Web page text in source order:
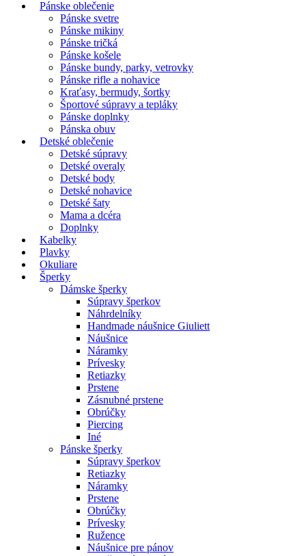
Pánske oblečenie
Pánske svetre
Pánske mikiny
Pánske tričká
Pánske košele
Pánske bundy, parky, vetrovky
Pánske rifle a nohavice
Kraťasy, bermudy, šortky
Športové súpravy a tepláky
Pánske doplnky
Pánska obuv
Detské oblečenie
Detské súpravy
Detské overaly
Detské body
Detské nohavice
Detské šaty
Mama a dcéra
Doplnky
Kabelky
Plavky
Okuliare
Šperky
Dámske šperky
Súpravy šperkov
Náhrdelníky
Handmade náušnice Giuliett
Náušnice
Náramky
Prívesky
Retiazky
Prstene
Zásnubné prstene
Obrúčky
Piercing
Iné
Pánske šperky
Súpravy šperkov
Retiazky
Náramky
Prstene
Obrúčky
Prívesky
Ružence
Náušnice pre pánov